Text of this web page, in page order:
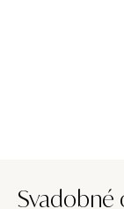
Svadobné